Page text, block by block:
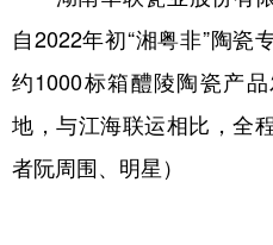
自2022年初“湘粤非”陶瓷
约1000标箱醴陵陶瓷产
地，与江海联运相比，全
者阮周围、明星）